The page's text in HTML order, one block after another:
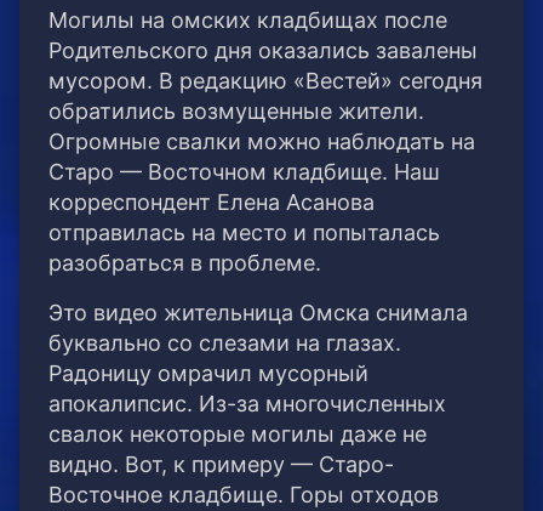
Могилы на омских кладбищах после
Родительского дня оказались завалены
мусором. В редакцию «Вестей» сегодня
обратились возмущенные жители.
Огромные свалки можно наблюдать на
Старо — Восточном кладбище. Наш
корреспондент Елена Асанова
отправилась на место и попыталась
разобраться в проблеме.
Это видео жительница Омска снимала
буквально со слезами на глазах.
Радоницу омрачил мусорный
апокалипсис. Из-за многочисленных
свалок некоторые могилы даже не
видно. Вот, к примеру — Старо-
Восточное кладбище. Горы отходов